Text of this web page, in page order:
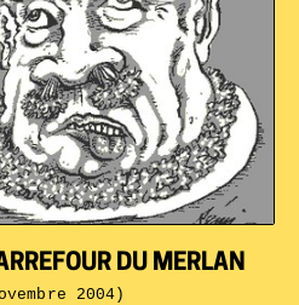
DU MERLAN
2004)